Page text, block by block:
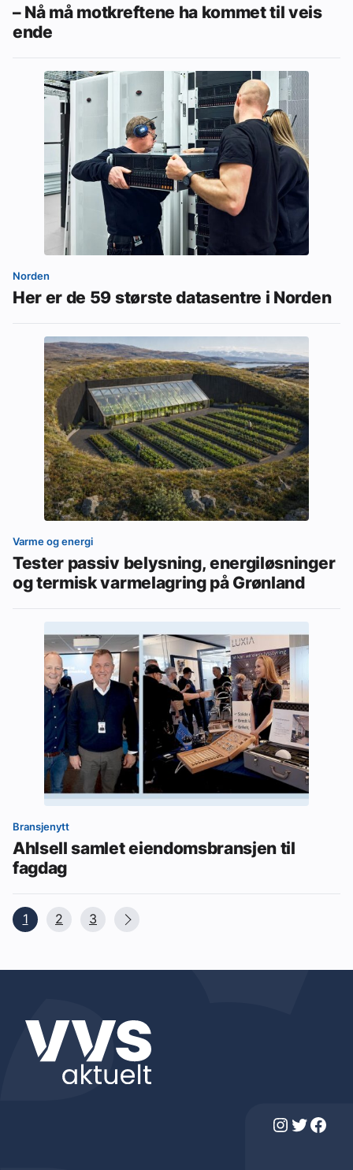
– Nå må motkreftene ha kommet til veis
ende
Norden
Her er de 59 største datasentre i Norden
Varme og energi
Tester passiv belysning, energiløsninger
og termisk varmelagring på Grønland
Bransjenytt
Ahlsell samlet eiendomsbransjen til
fagdag
1 2 3
Instagram Twitter Facebook